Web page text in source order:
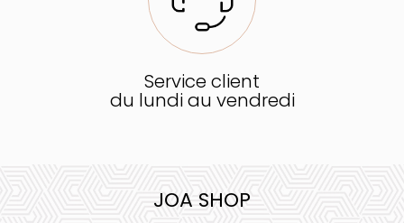
Service client
du lundi au vendredi
JOA SHOP